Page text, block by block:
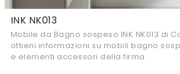
INK NK013
Mobile da Bagno sospeso INK NK013 di
ottieni informazioni su mobili bagno
e elementi accessori della firma.